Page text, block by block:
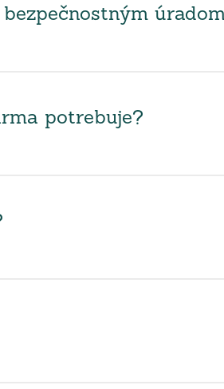
potrebuje?